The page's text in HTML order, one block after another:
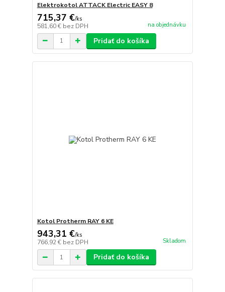
Elektrokotol ATTACK Electric EASY 8
715,37 €/ks
581,60 € bez DPH na objednávku
Pridať do košíka
Kotol Protherm RAY 6 KE
943,31 €/ks
766,92 € bez DPH Skladom
Pridať do košíka